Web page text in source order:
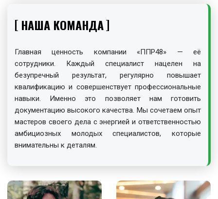
НАША КОМАНДА
Главная ценность компании «ППР48» — её
сотрудники. Каждый специалист нацелен на
безупречный результат, регулярно повышает
квалификацию и совершенствует профессиональные
навыки. Именно это позволяет нам готовить
документацию высокого качества. Мы сочетаем опыт
мастеров своего дела с энергией и ответственностью
амбициозных молодых специалистов, которые
внимательны к деталям.